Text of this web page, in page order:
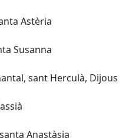
Astèria
Susanna
sant Herculà, Dijous
Anastàsia